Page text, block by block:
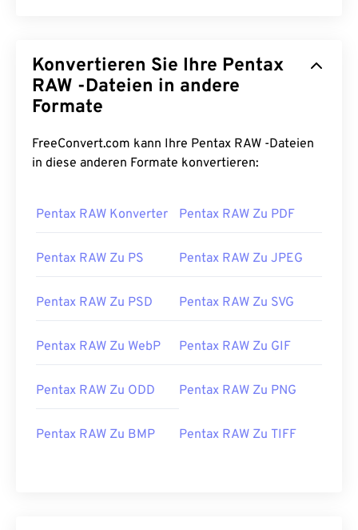
Konvertieren Sie Ihre Pentax
RAW -Dateien in andere
Formate
FreeConvert.com kann Ihre Pentax RAW -Dateien
in diese anderen Formate konvertieren:
Pentax RAW Konverter Pentax RAW Zu PDF
Pentax RAW Zu PS Pentax RAW Zu JPEG
Pentax RAW Zu PSD Pentax RAW Zu SVG
Pentax RAW Zu WebP Pentax RAW Zu GIF
Pentax RAW Zu ODD Pentax RAW Zu PNG
Pentax RAW Zu BMP Pentax RAW Zu TIFF